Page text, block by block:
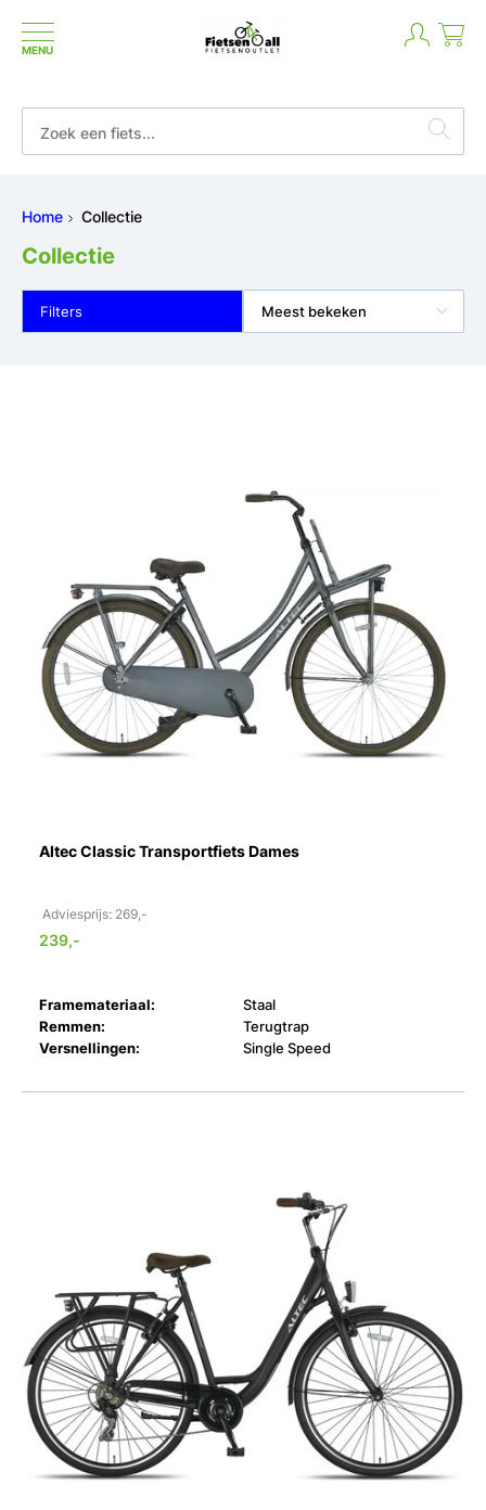
MENU
Home Collectie
Collectie
Filters Meest bekeken
Altec Classic Transportfiets Dames
Adviesprijs: 269,-
239,-
Framemateriaal:
Staal
Remmen:
Terugtrap
Versnellingen:
Single Speed